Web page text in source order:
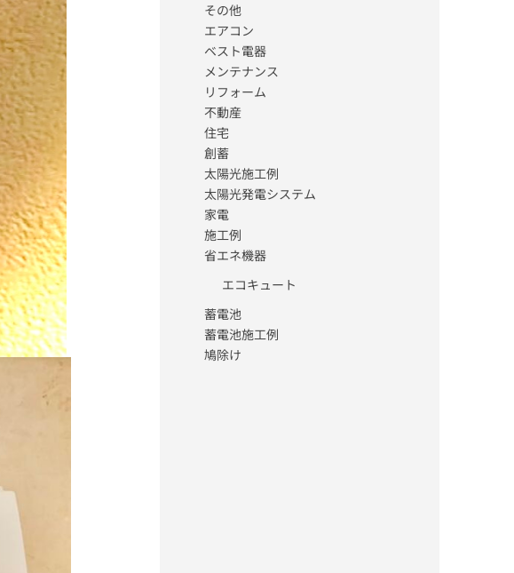
その他
エアコン
ベスト電器
メンテナンス
リフォーム
不動産
住宅
創蓄
太陽光施工例
太陽光発電システム
家電
施工例
省エネ機器
エコキュート
蓄電池
蓄電池施工例
鳩除け